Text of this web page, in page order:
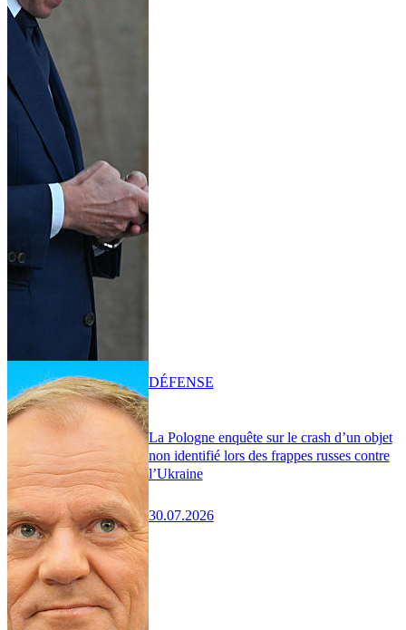
La Pologne enquête sur le crash d’un objet
non identifié lors des frappes russes contre
l’Ukraine
30.07.2026
DÉFENSE